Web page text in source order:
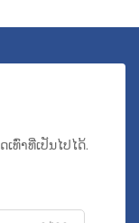
ທົ່າທີ່ເປັນໄປໄດ້.